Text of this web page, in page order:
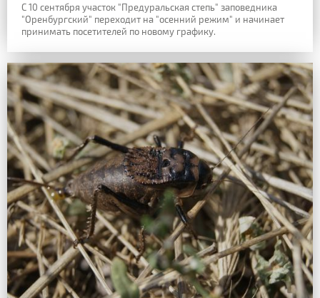
С 10 сентября участок "Предуральская степь" заповедника
"Оренбургский" переходит на "осенний режим" и начинает
принимать посетителей по новому графику.